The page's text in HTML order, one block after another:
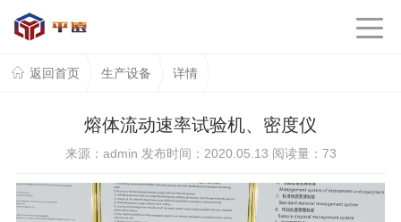
返回首页 生产设备 详情
熔体流动速率试验机、密度仪
来源：admin 发布时间：2020.05.13 阅读量： 73